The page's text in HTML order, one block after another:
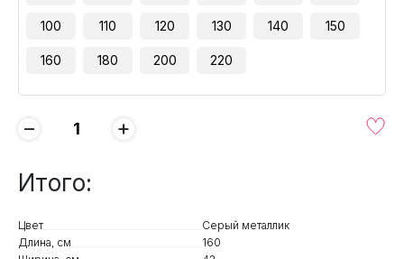
100 110 120 130 140 150
160 180 200 220
− +
Итого:
Цвет
Серый металлик
Длина, см
160